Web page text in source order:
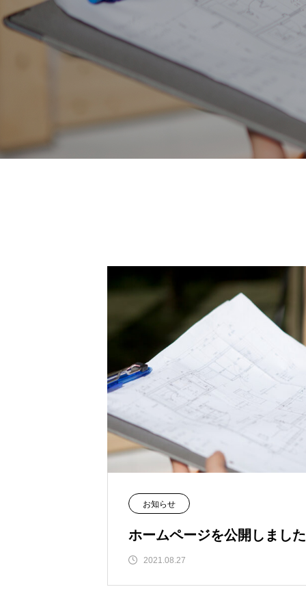
お知らせ
ホームページを公開しまし
2021.08.27